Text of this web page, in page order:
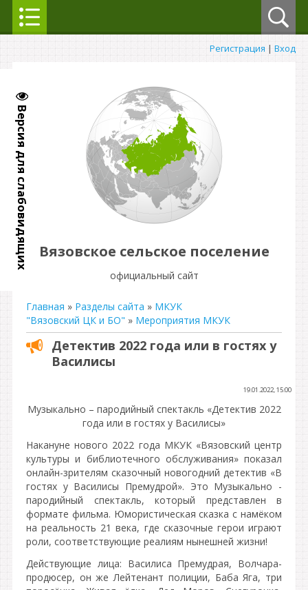
Версия для слабовидящих
Регистрация | Вход
Вязовское сельское поселение
официальный сайт
Главная » Разделы сайта » МКУК
"Вязовский ЦК и БО" » Мероприятия МКУК
Детектив 2022 года или в гостях у
Василисы
19.01.2022, 15:00
Музыкально – пародийный спектакль «Детектив 2022
года или в гостях у Василисы»
Накануне нового 2022 года МКУК «Вязовский центр
культуры и библиотечного обслуживания» показал
онлайн-зрителям сказочный новогодний детектив «В
гостях у Василисы Премудрой». Это Музыкально -
пародийный спектакль, который представлен в
формате фильма. Юмористическая сказка с намёком
на реальность 21 века, где сказочные герои играют
роли, соответствующие реалиям нынешней жизни!
Действующие лица: Василиса Премудрая, Волчара-
продюсер, он же Лейтенант полиции, Баба Яга, три